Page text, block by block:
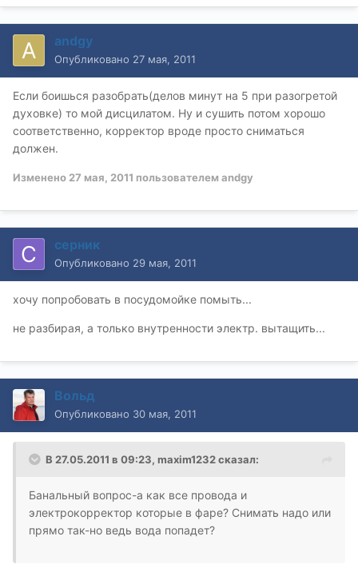
andgy
Опубликовано 27 мая, 2011
Если боишься разобрать(делов минут на 5 при разогретой
духовке) то мой дисцилатом. Ну и сушить потом хорошо
соответственно, корректор вроде просто сниматься
должен.
Изменено 27 мая, 2011 пользователем andgy
серник
Опубликовано 29 мая, 2011
хочу попробовать в посудомойке помыть...
не разбирая, а только внутренности электр. вытащить...
Вольд
Опубликовано 30 мая, 2011
В 27.05.2011 в 09:23, maxim1232 сказал:
Банальный вопрос-а как все провода и
электрокорректор которые в фаре? Снимать надо или
прямо так-но ведь вода попадет?